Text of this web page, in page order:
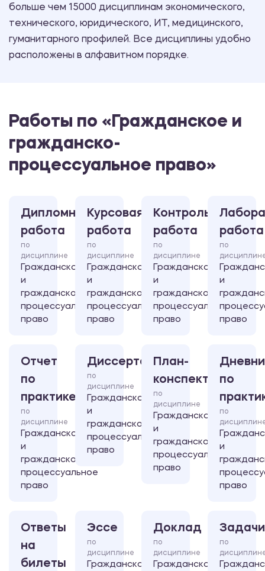
больше чем 15000 дисциплинам экономического,
технического, юридического, ИТ, медицинского,
гуманитарного профилей. Все дисциплины удобно
расположены в алфавитном порядке.
Работы по «Гражданское и
гражданско-
процессуальное право»
Дипломная
работа
по
дисциплине
Гражданское
и
гражданско-
процессуальное
право
Курсовая
работа
по
дисциплине
Гражданское
и
гражданско-
процессуальное
право
Контрольная
работа
по
дисциплине
Гражданское
и
гражданско-
процессуальное
право
работа
по
и
право
Отчет
по
практике
по
дисциплине
Гражданское
и
гражданско-
процессуальное
право
Диссертация
по
дисциплине
Гражданское
и
гражданско-
процессуальное
право
План-
конспект
по
дисциплине
Гражданское
и
гражданско-
процессуальное
право
по
по
и
право
Ответы
на
билеты
Эссе
по
дисциплине
Гражданское
Доклад
по
дисциплине
Гражданское
Задачи
по